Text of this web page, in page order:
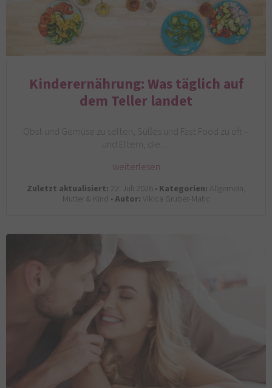
Kinderernährung: Was täglich auf
dem Teller landet
Obst und Gemüse zu selten, Süßes und Fast Food zu oft –
und Eltern, die…
weiterlesen
Zuletzt aktualisiert: 22. Juli 2026 •Kategorien: Allgemein,
Mutter & Kind •Autor:Vikica Gruber-Matic